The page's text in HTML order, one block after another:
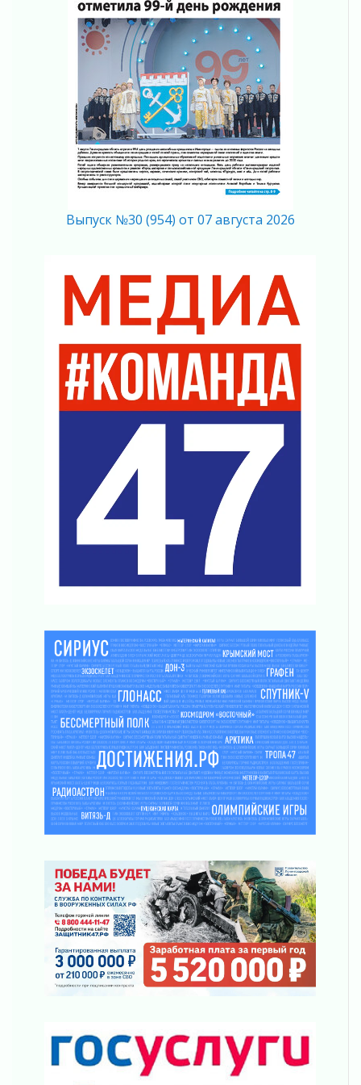
05 августа 2026
Добровольцы огненного фронта
05 августа 2026
С заботой о здоровье
05 августа 2026
Лучшая из лучших
05 августа 2026
Пульс региона
05 августа 2026
«Результат командный, заслуга каждого
ведомства и муниципалитета»
05 августа 2026
Не оставят в беде
05 августа 2026
На лидирующих позициях
04 августа 2026
Итоги конкурса «Лучший работник
Кадрового центра – 2026» подведены!
04 августа 2026
Ставка на дисциплину на перекрестках
В Ленобласти растет потребление
мобильного трафика
04 августа 2026
Полумрак бьёт по карману
Вниманию автомобилистов!
Регион готовится к выборам
04 августа 2026
Никакого принуждения, только письменное
согласие
04 августа 2026
Без риска для здоровья и кошелька
04 августа 2026
Важная информация
04 августа 2026
Что делать со сбережениями
04 августа 2026
03 августа 2026
Ленобласть повышает производительность
труда в ЖКХ
03 августа 2026
Поддержка волонтерских объединений
03 августа 2026
Ладожский мост полностью закроют на два
часа
03 августа 2026
Новая площадка: 2027
Выпуск №30 (954) от 07 августа 2026